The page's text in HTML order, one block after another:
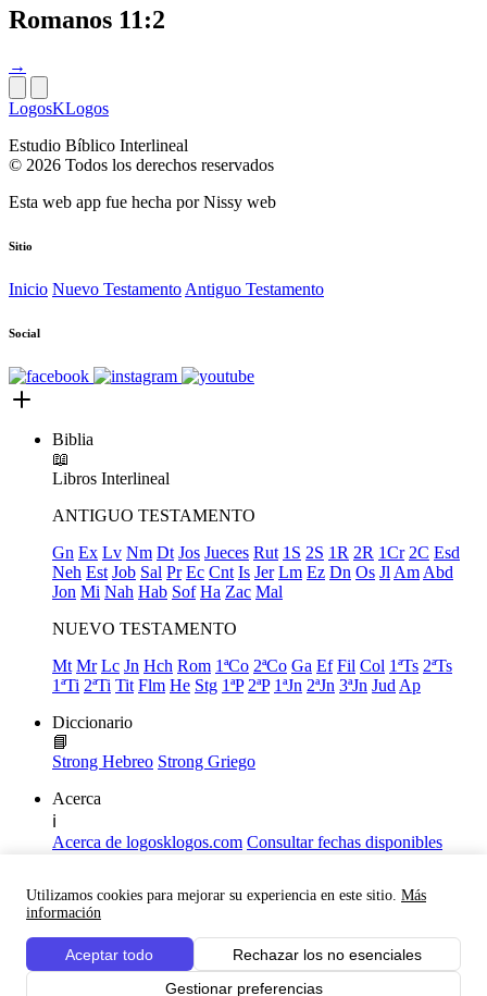
Utilizamos cookies para mejorar su experiencia en este sitio. Más
información
Aceptar todo
Rechazar los no esenciales
Gestionar preferencias
Romanos 11:2
→
LogosKLogos
Estudio Bíblico Interlineal
© 2026 Todos los derechos reservados
Esta web app fue hecha porNissy web
Sitio
Inicio Nuevo Testamento Antiguo Testamento
Social
Biblia
📖
Libros Interlineal
ANTIGUO TESTAMENTO
Gn Ex Lv Nm Dt Jos Jueces Rut 1S 2S 1R 2R 1Cr 2C Esd
Neh Est Job Sal Pr Ec Cnt Is Jer Lm Ez Dn Os Jl Am Abd
Jon Mi Nah Hab Sof Ha Zac Mal
NUEVO TESTAMENTO
Mt Mr Lc Jn Hch Rom 1ªCo 2ªCo Ga Ef Fil Col 1ªTs 2ªTs
1ªTi 2ªTi Tit Flm He Stg 1ªP 2ªP 1ªJn 2ªJn 3ªJn Jud Ap
Diccionario
📘
Strong Hebreo Strong Griego
Acerca
ℹ️
Acerca de logosklogos.com Consultar fechas disponibles
Links útiles
Facebook